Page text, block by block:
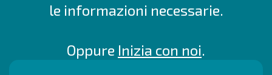
le informazioni necessarie.
Oppure Inizia con noi.